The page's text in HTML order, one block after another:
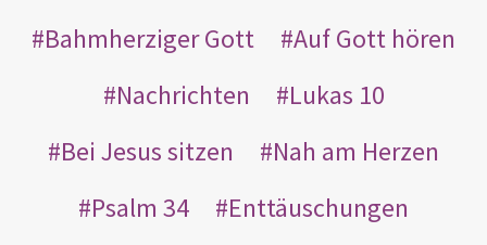
Bahmherziger Gott
Auf Gott hören
Nachrichten
Lukas 10
Bei Jesus sitzen
Nah am Herzen
Psalm 34
Enttäuschungen